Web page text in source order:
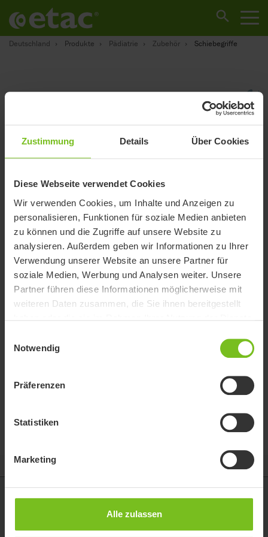
Zustimmung Details Über Cookies
Diese Webseite verwendet Cookies
Wir verwenden Cookies, um Inhalte und Anzeigen zu
personalisieren, Funktionen für soziale Medien anbieten
zu können und die Zugriffe auf unsere Website zu
analysieren. Außerdem geben wir Informationen zu Ihrer
Verwendung unserer Website an unsere Partner für
soziale Medien, Werbung und Analysen weiter. Unsere
Partner führen diese Informationen möglicherweise mit
weiteren Daten zusammen, die Sie ihnen bereitgestellt
Notwendig
Präferenzen
Statistiken
Marketing
Alle zulassen
Deutschland Produkte Pädiatrie Zubehör Schiebegriffe
Hilfe zu Schiebegriffe
(abgekündigt)
Um eine optimale Arbeitsposition zu erreichen.
Etac GmbH